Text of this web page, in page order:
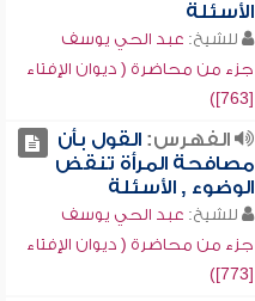
الأسئلة
للشيخ: عبد الحي يوسف
جزء من محاضرة ( ديوان الإفتاء
[763])
الفهرس:القول بأن
مصافحة المرأة تنقض
الوضوء , الأسئلة
للشيخ: عبد الحي يوسف
جزء من محاضرة ( ديوان الإفتاء
[773])